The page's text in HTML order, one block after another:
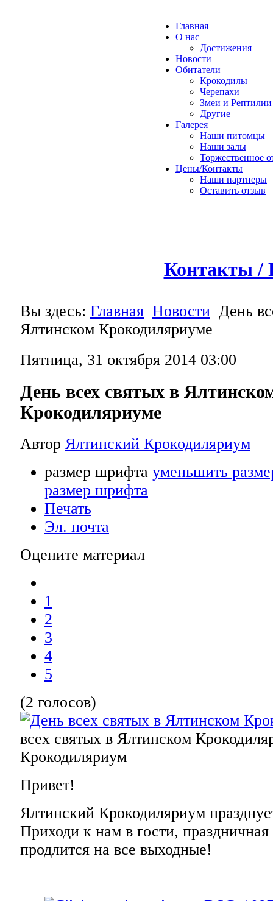
Главная
О нас
Достижения
Новости
Обитатели
Крокодилы
Черепахи
Змеи и Рептилии
Другие
Галерея
Наши питомцы
Наши залы
Торжественное
Цены/Контакты
Наши партнеры
Оставить отзыв
Контакты /
Вы здесь: Главная Новости День
Ялтинском Крокодиляриуме
Пятница, 31 октября 2014 03:00
День всех святых в
Крокодиляриуме
Автор Ялтинский Крокодиляриум
размер шрифта уменьшить
размер шрифта
Печать
Эл. почта
Оцените материал
1
2
3
4
5
(2 голосов)
всех святых в Ялтинском
Крокодиляриум
Привет!
Ялтинский Крокодиляриум
Приходи к нам в гости,
продлится на все выходные!